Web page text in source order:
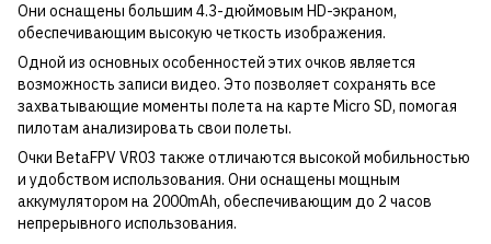
Они оснащены большим 4.3-дюймовым HD-экраном,
обеспечивающим высокую четкость изображения.
Одной из основных особенностей этих очков является
возможность записи видео. Это позволяет сохранять все
захватывающие моменты полета на карте Micro SD, помогая
пилотам анализировать свои полеты.
Очки BetaFPV VR03 также отличаются высокой мобильностью
и удобством использования. Они оснащены мощным
аккумулятором на 2000mAh, обеспечивающим до 2 часов
непрерывного использования.